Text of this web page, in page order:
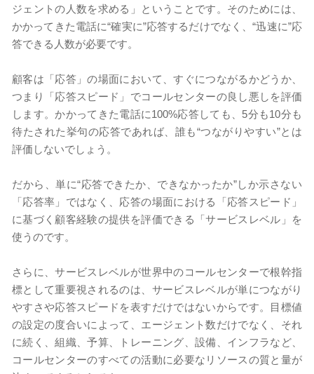
ジェントの人数を求める」ということです。そのためには、
かかってきた電話に“確実に”応答するだけでなく、“迅速に”応
答できる人数が必要です。
顧客は「応答」の場面において、すぐにつながるかどうか、
つまり「応答スピード」でコールセンターの良し悪しを評価
します。かかってきた電話に100%応答しても、5分も10分も
待たされた挙句の応答であれば、誰も“つながりやすい”とは
評価しないでしょう。
だから、単に“応答できたか、できなかったか”しか示さない
「応答率」ではなく、応答の場面における「応答スピード」
に基づく顧客経験の提供を評価できる「サービスレベル」を
使うのです。
さらに、サービスレベルが世界中のコールセンターで根幹指
標として重要視されるのは、サービスレベルが単につながり
やすさや応答スピードを表すだけではないからです。目標値
の設定の度合いによって、エージェント数だけでなく、それ
に続く、組織、予算、トレーニング、設備、インフラなど、
コールセンターのすべての活動に必要なリソースの質と量が